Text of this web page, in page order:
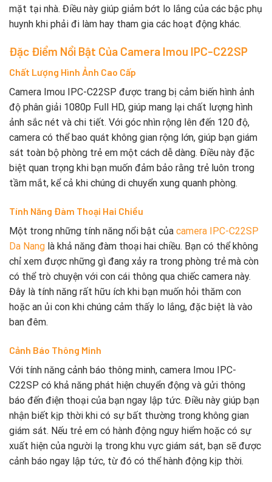
mặt tại nhà. Điều này giúp giảm bớt lo lắng của các bậc phụ
huynh khi phải đi làm hay tham gia các hoạt động khác.
Đặc Điểm Nổi Bật Của Camera Imou IPC-C22SP
Chất Lượng Hình Ảnh Cao Cấp
Camera Imou IPC-C22SP được trang bị cảm biến hình ảnh
độ phân giải 1080p Full HD, giúp mang lại chất lượng hình
ảnh sắc nét và chi tiết. Với góc nhìn rộng lên đến 120 độ,
camera có thể bao quát không gian rộng lớn, giúp bạn giám
sát toàn bộ phòng trẻ em một cách dễ dàng. Điều này đặc
biệt quan trọng khi bạn muốn đảm bảo rằng trẻ luôn trong
tầm mắt, kể cả khi chúng di chuyển xung quanh phòng.
Tính Năng Đàm Thoại Hai Chiều
Một trong những tính năng nổi bật của camera IPC-C22SP
Da Nang là khả năng đàm thoại hai chiều. Bạn có thể không
chỉ xem được những gì đang xảy ra trong phòng trẻ mà còn
có thể trò chuyện với con cái thông qua chiếc camera này.
Đây là tính năng rất hữu ích khi bạn muốn hỏi thăm con
hoặc an ủi con khi chúng cảm thấy lo lắng, đặc biệt là vào
ban đêm.
Cảnh Báo Thông Minh
Với tính năng cảnh báo thông minh, camera Imou IPC-
C22SP có khả năng phát hiện chuyển động và gửi thông
báo đến điện thoại của bạn ngay lập tức. Điều này giúp bạn
nhận biết kịp thời khi có sự bất thường trong không gian
giám sát. Nếu trẻ em có hành động nguy hiểm hoặc có sự
xuất hiện của người lạ trong khu vực giám sát, bạn sẽ được
cảnh báo ngay lập tức, từ đó có thể hành động kịp thời.